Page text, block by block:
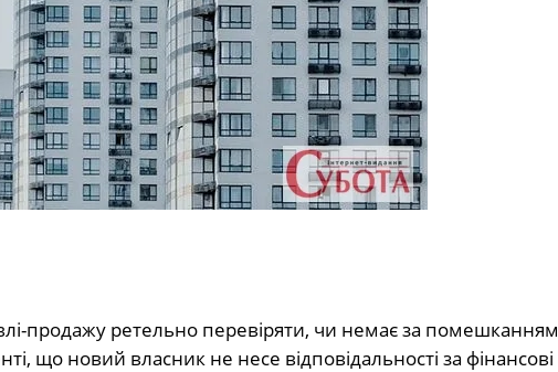
продажу ретельно перевіряти, чи немає за помешканням
що новий власник не несе відповідальності за фінансові